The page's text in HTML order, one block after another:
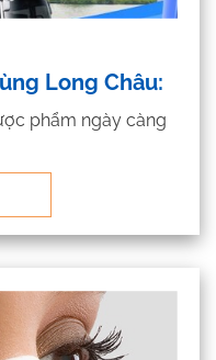
Long Châu:
phẩm ngày càng